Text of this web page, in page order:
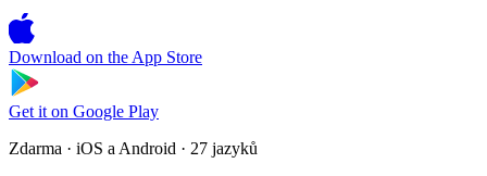
Download on the App Store
Get it on Google Play
Zdarma · iOS a Android · 27 jazyků